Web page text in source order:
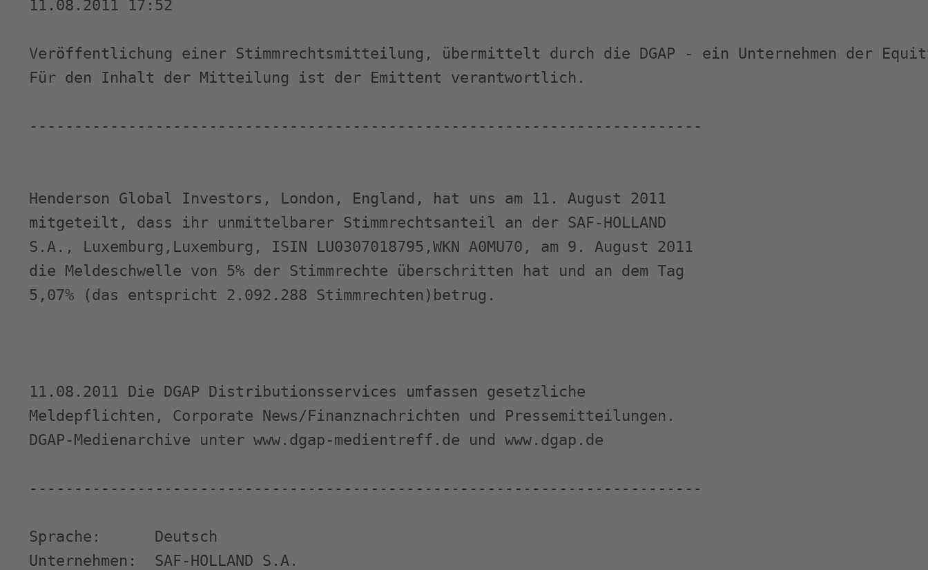
11.08.2011 17:52
Veröffentlichung einer Stimmrechtsmitteilung, übermittelt durch die DGAP - ein Unternehmen der
Für den Inhalt der Mitteilung ist der Emittent verantwortlich.
---------------------------------------------------------------------------
Henderson Global Investors, London, England, hat uns am 11. August 2011
mitgeteilt, dass ihr unmittelbarer Stimmrechtsanteil an der SAF-HOLLAND
S.A., Luxemburg,Luxemburg, ISIN LU0307018795,WKN A0MU70, am 9. August 2011
die Meldeschwelle von 5% der Stimmrechte überschritten hat und an dem Tag
5,07% (das entspricht 2.092.288 Stimmrechten)betrug.
11.08.2011 Die DGAP Distributionsservices umfassen gesetzliche
Meldepflichten, Corporate News/Finanznachrichten und Pressemitteilungen.
DGAP-Medienarchive unter www.dgap-medientreff.de und www.dgap.de
---------------------------------------------------------------------------
Sprache:      Deutsch
Unternehmen:  SAF-HOLLAND S.A.